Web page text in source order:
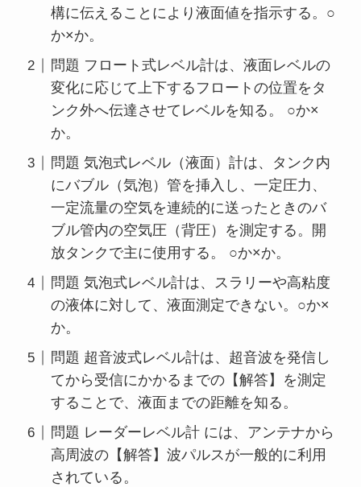
構に伝えることにより液面値を指示する。○
か×か。
問題 フロート式レベル計は、液面レベルの
変化に応じて上下するフロートの位置をタ
ンク外へ伝達させてレベルを知る。 ○か×
か。
問題 気泡式レベル（液面）計は、タンク内
にバブル（気泡）管を挿入し、一定圧力、
一定流量の空気を連続的に送ったときのバ
ブル管内の空気圧（背圧）を測定する。開
放タンクで主に使用する。 ○か×か。
問題 気泡式レベル計は、スラリーや高粘度
の液体に対して、液面測定できない。○か×
か。
問題 超音波式レベル計は、超音波を発信し
てから受信にかかるまでの【解答】を測定
することで、液面までの距離を知る。
問題 レーダーレベル計 には、アンテナから
高周波の【解答】波パルスが一般的に利用
されている。